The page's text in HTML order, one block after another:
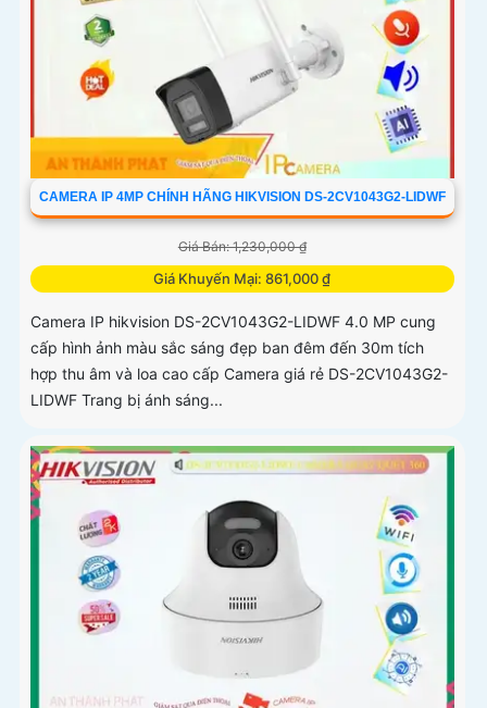
CAMERA IP 4MP CHÍNH HÃNG HIKVISION DS-2CV1043G2-LIDWF
Giá Bán: 1,230,000 ₫
Giá Khuyến Mại: 861,000 ₫
Camera IP hikvision DS-2CV1043G2-LIDWF 4.0 MP cung
cấp hình ảnh màu sắc sáng đẹp ban đêm đến 30m tích
hợp thu âm và loa cao cấp Camera giá rẻ DS-2CV1043G2-
LIDWF Trang bị ánh sáng...